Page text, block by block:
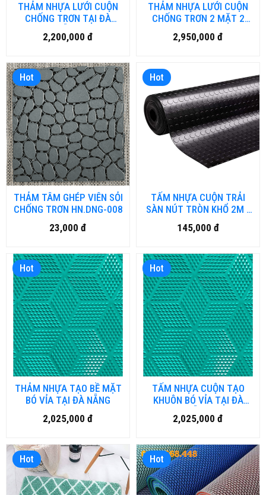
THẢM NHỰA LƯỚI CUỘN
CHỐNG TRƠN TẠI ĐÀ
NẴNG
2,200,000 đ
THẢM NHỰA LƯỚI CUỘN
CHỐNG TRƠN 2 MẶT 2
MÀU A3 HN-004
2,950,000 đ
Hot
THẢM TÂM GHÉP VIÊN SỎI
CHỐNG TRƠN HN.DNG-008
23,000 đ
Hot
TẤM NHỰA CUỘN TRẢI
SÀN NÚT TRÒN KHỔ 2M -
HN.DN-016
145,000 đ
Hot
THẢM NHỰA TẠO BỀ MẶT
BÓ VỈA TẠI ĐÀ NẴNG
2,025,000 đ
Hot
TẤM NHỰA CUỘN TẠO
KHUÔN BÓ VỈA TẠI ĐÀ
NẴNG
2,025,000 đ
Hot Hot